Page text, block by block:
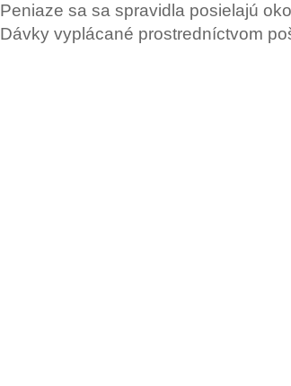
Peniaze sa sa spravidla posielajú
Dávky vyplácané prostredníctvom